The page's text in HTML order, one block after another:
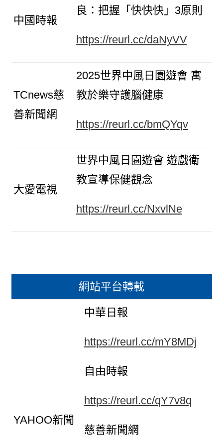
中國時報
良：把握「快快快」3原則
https://reurl.cc/daNyVV
TCnews慈
善新聞網
2025世界中風日園遊會 寓
教於樂守護腦健康
https://reurl.cc/bmQYqv
大愛電視
世界中風日園遊會 遊戲衛
教宣導保健觀念
https://reurl.cc/NxvlNe
網站平台轉載
YAHOO新聞
中華日報
https://reurl.cc/mY8MDj
自由時報
https://reurl.cc/qY7v8q
慈善新聞網